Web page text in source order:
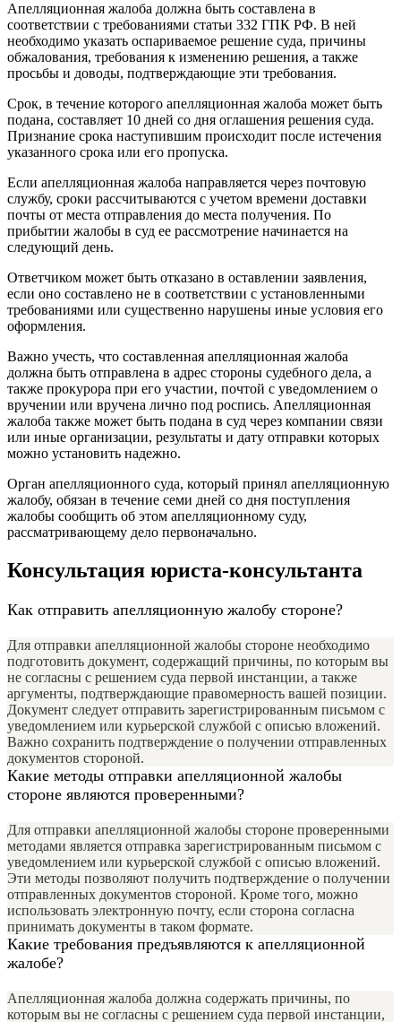
Апелляционная жалоба должна быть составлена в
соответствии с требованиями статьи 332 ГПК РФ. В ней
необходимо указать оспариваемое решение суда, причины
обжалования, требования к изменению решения, а также
просьбы и доводы, подтверждающие эти требования.
Срок, в течение которого апелляционная жалоба может быть
подана, составляет 10 дней со дня оглашения решения суда.
Признание срока наступившим происходит после истечения
указанного срока или его пропуска.
Если апелляционная жалоба направляется через почтовую
службу, сроки рассчитываются с учетом времени доставки
почты от места отправления до места получения. По
прибытии жалобы в суд ее рассмотрение начинается на
следующий день.
Ответчиком может быть отказано в оставлении заявления,
если оно составлено не в соответствии с установленными
требованиями или существенно нарушены иные условия его
оформления.
Важно учесть, что составленная апелляционная жалоба
должна быть отправлена в адрес стороны судебного дела, а
также прокурора при его участии, почтой с уведомлением о
вручении или вручена лично под роспись. Апелляционная
жалоба также может быть подана в суд через компании связи
или иные организации, результаты и дату отправки которых
можно установить надежно.
Орган апелляционного суда, который принял апелляционную
жалобу, обязан в течение семи дней со дня поступления
жалобы сообщить об этом апелляционному суду,
рассматривающему дело первоначально.
Консультация юриста-консультанта
Как отправить апелляционную жалобу стороне?
Для отправки апелляционной жалобы стороне необходимо
подготовить документ, содержащий причины, по которым вы
не согласны с решением суда первой инстанции, а также
аргументы, подтверждающие правомерность вашей позиции.
Документ следует отправить зарегистрированным письмом с
уведомлением или курьерской службой с описью вложений.
Важно сохранить подтверждение о получении отправленных
документов стороной.
Какие методы отправки апелляционной жалобы
стороне являются проверенными?
Для отправки апелляционной жалобы стороне проверенными
методами является отправка зарегистрированным письмом с
уведомлением или курьерской службой с описью вложений.
Эти методы позволяют получить подтверждение о получении
отправленных документов стороной. Кроме того, можно
использовать электронную почту, если сторона согласна
принимать документы в таком формате.
Какие требования предъявляются к апелляционной
жалобе?
Апелляционная жалоба должна содержать причины, по
которым вы не согласны с решением суда первой инстанции,